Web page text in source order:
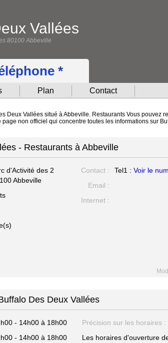
Vallées
80100 Abbeville
*
Plan Contact
Deux Vallées situé à Abbeville. Restaurants Vous
non officiel qui concentre toutes les informations sur
- Restaurants à Abbeville
d'Activité des 2
Abbeville
Contact : Tel1 : Voir le
Email :
Internet :
Des Deux Vallées
- 14h00 à 18h00
- 14h00 à 18h00
Précision sur les horaires :
Les horaires d'ouverture